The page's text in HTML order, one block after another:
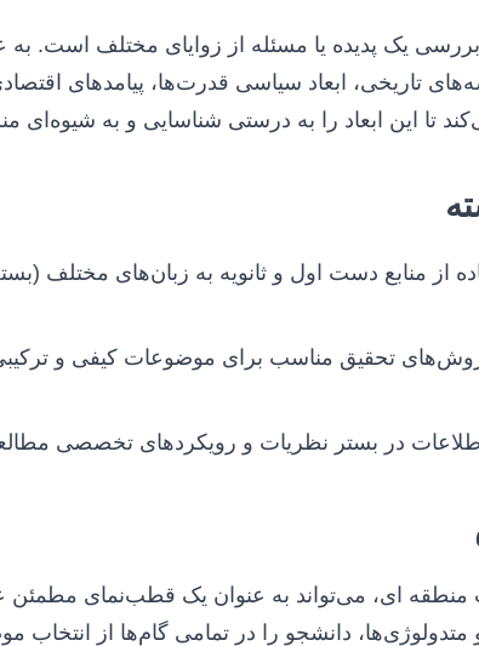
یک پدیده یا مسئله از زوایای مختلف است. به
تاریخی، ابعاد سیاسی قدرت‌ها، پیامدهای
این ابعاد را به درستی شناسایی و به شیوه‌ای
از منابع دست اول و ثانویه به زبان‌های مختلف
اطلاعات در بستر نظریات و رویکردهای تخصصی
منطقه ای، می‌تواند به عنوان یک قطب‌نمای مطمئن
دانشجو را در تمامی گام‌ها از انتخاب